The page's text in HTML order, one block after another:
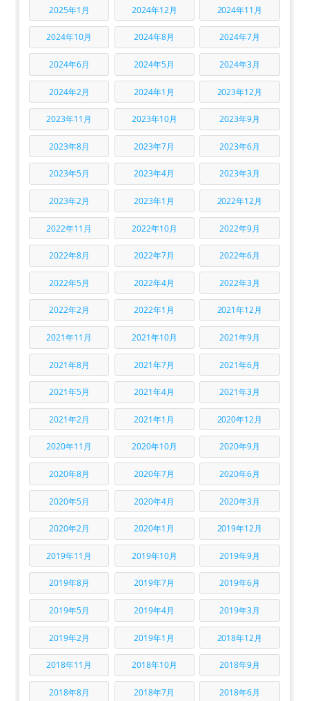
2025年1月 2024年12月 2024年11月
2024年10月 2024年8月 2024年7月
2024年6月 2024年5月 2024年3月
2024年2月 2024年1月 2023年12月
2023年11月 2023年10月 2023年9月
2023年8月 2023年7月 2023年6月
2023年5月 2023年4月 2023年3月
2023年2月 2023年1月 2022年12月
2022年11月 2022年10月 2022年9月
2022年8月 2022年7月 2022年6月
2022年5月 2022年4月 2022年3月
2022年2月 2022年1月 2021年12月
2021年11月 2021年10月 2021年9月
2021年8月 2021年7月 2021年6月
2021年5月 2021年4月 2021年3月
2021年2月 2021年1月 2020年12月
2020年11月 2020年10月 2020年9月
2020年8月 2020年7月 2020年6月
2020年5月 2020年4月 2020年3月
2020年2月 2020年1月 2019年12月
2019年11月 2019年10月 2019年9月
2019年8月 2019年7月 2019年6月
2019年5月 2019年4月 2019年3月
2019年2月 2019年1月 2018年12月
2018年11月 2018年10月 2018年9月
2018年8月 2018年7月 2018年6月